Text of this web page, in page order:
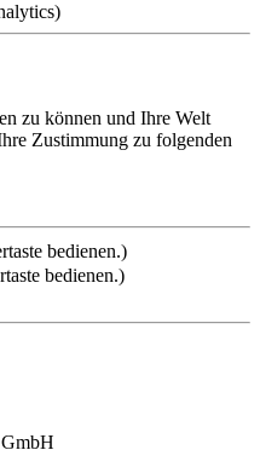
zu können und Ihre Welt
Zustimmung zu folgenden
bedienen.)
bedienen.)